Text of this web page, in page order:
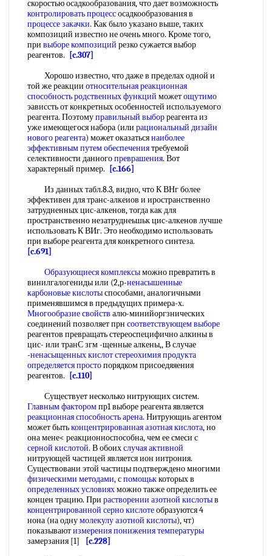
скоростью осадкообразования, что дает возможность
контролировать процессосадкообразования в
процессе закачки. Как было указано выше, таких
композиций известно не очень много. Кроме того,
при выборе композиций резко сужается выбор
реагентов.
[c.307]
Хорошо известно, что даже в пределах одной и
той же реакции относительная реакционная
способностьродственных функций можетощутимо
эависсть от конкретных особенностей используемого
реагента. Поэтомуправильный выборреагента из
уже имеющегося набора (или рациональный дизайн
нового реагента) может оказатьсянаиболее
эффективнымпутем обеспечениятребуемой
селективности данногопреврашения. Вот
характерный пример.
[c.166]
Из данных табл.8.3, видно, что К ВНг более
эффективен для транс-алкеиов и иространственно
затрудненных цис-алкенов, тогда как для
пространственно незатруднеьшьк цис-алкенов лучше
использовать К ВИг. Это необходимо использовать
при выборе реагента для конкретного синтеза.
[c.691]
Образующиеся комплексыможно превратить в
винилгалогениды или (2,р-ненасышенные
карбоновые кислотыспособами, аналогичными
применявшимся в предыдущих примера-х.
Многообразие свойств алю-минийоргзнических
соединений позволяет прн соответствующем выборе
реагентов превращать стереоспецифично алкины в
цис- или транС згм -щенные алкены,, В случае
-ненасыщенных кислотстереохимия продукта
определяется простопорядком присоедяяения
реагентов.
[c.110]
Существует несколько нитрующих систем.
Главным факторомпр1 выборе реагента является
реакционная способность арена. Нитрующиь агентом
может бытьконцентрированная азотная кислота, но
она мене< реакционноспособна, чем ее смеси с
серной кислотой. В обоихслучая активной
нитрующей частицей является ион иитрония.
Существовани этой частицы подтверждено многими
физическими методами, спомощьккоторых в
определенных условияхможно также определить ее
концен трацию. При растворении азотной кислотыв
концентрированной серно кислотеобразуются 4
нона (на однумолекулу азотной кислоты), чт)
показываютизмерения понижения температуры
замерзания [1]
[c.228]